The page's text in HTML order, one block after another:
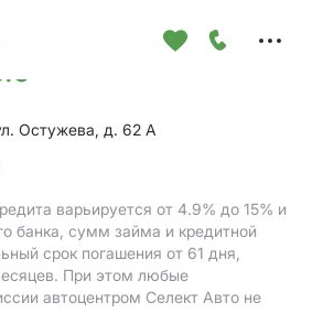
Остужева, д. 62 А
варьируется от 4.9% до 15% и
банка, сумм займа и кредитной
срок погашения от 61 дня,
При этом любые
автоцентром Селект Авто не